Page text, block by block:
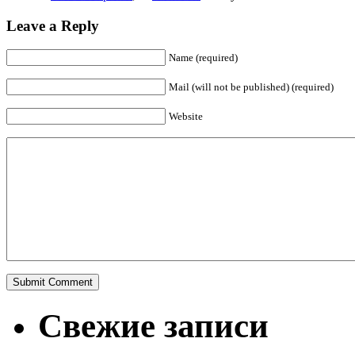
Leave a Reply
Name (required)
Mail (will not be published) (required)
Website
Свежие записи